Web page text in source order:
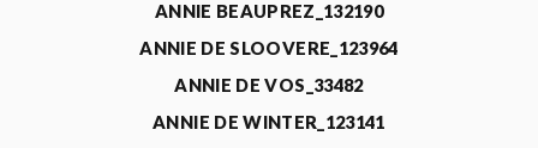
ANNIE BEAUPREZ_132190
ANNIE DE SLOOVERE_123964
ANNIE DE VOS_33482
ANNIE DE WINTER_123141